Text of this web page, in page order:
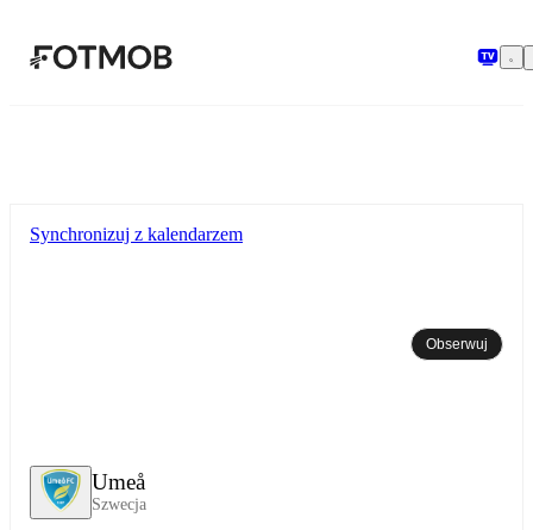
Umeå
Szwecja
Synchronizuj z kalendarzem
Obserwuj